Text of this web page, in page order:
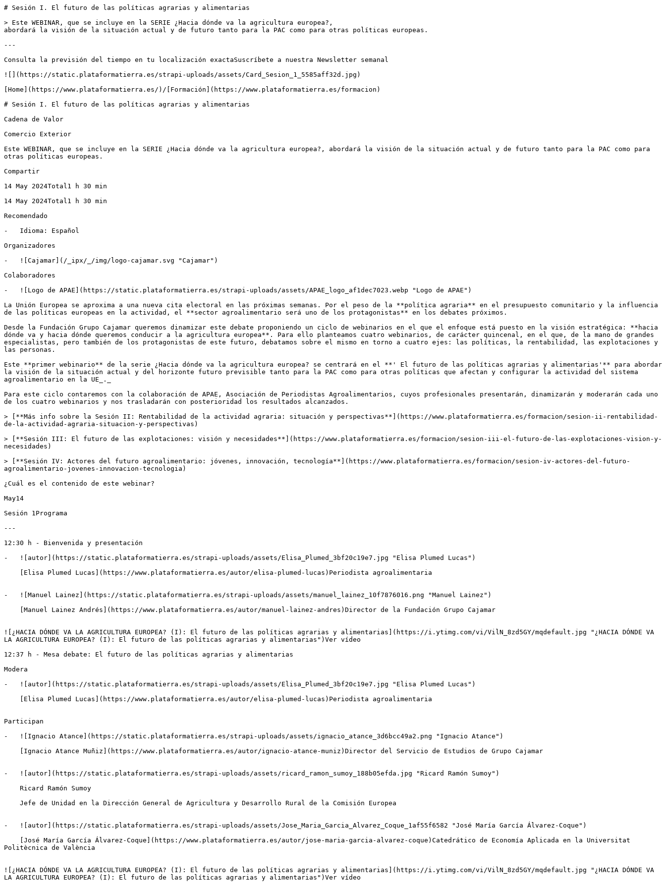
# Sesión I. El futuro de las políticas agrarias y alimentarias
> Este WEBINAR, que se incluye en la SERIE ¿Hacia dónde va la agricultura europea?,
abordará la visión de la situación actual y de futuro tanto para la PAC como para otras políticas europeas.
---
Consulta la previsión del tiempo en tu localización exactaSuscríbete a nuestra Newsletter semanal
![](https://static.plataformatierra.es/strapi-uploads/assets/Card_Sesion_1_5585aff32d.jpg)
[Home](https://www.plataformatierra.es/)/[Formación](https://www.plataformatierra.es/formacion)
# Sesión I. El futuro de las políticas agrarias y alimentarias
Cadena de Valor
Comercio Exterior
Este WEBINAR, que se incluye en la SERIE ¿Hacia dónde va la agricultura europea?, abordará la visión de la situación actual y de futuro tanto para la PAC como para
otras políticas europeas.
Compartir
14 May 2024Total1 h 30 min
14 May 2024Total1 h 30 min
Recomendado
-   Idioma: Español
Organizadores
-   ![Cajamar](/_ipx/_/img/logo-cajamar.svg "Cajamar")
Colaboradores
-   ![Logo de APAE](https://static.plataformatierra.es/strapi-uploads/assets/APAE_logo_af1dec7023.webp "Logo de APAE")
La Unión Europea se aproxima a una nueva cita electoral en las próximas semanas. Por el peso de la **política agraria** en el presupuesto comunitario y la influencia
de las políticas europeas en la actividad, el **sector agroalimentario será uno de los protagonistas** en los debates próximos.
Desde la Fundación Grupo Cajamar queremos dinamizar este debate proponiendo un ciclo de webinarios en el que el enfoque está puesto en la visión estratégica: **hacia
dónde va y hacia dónde queremos conducir a la agricultura europea**. Para ello planteamos cuatro webinarios, de carácter quincenal, en el que, de la mano de grandes
especialistas, pero también de los protagonistas de este futuro, debatamos sobre el mismo en torno a cuatro ejes: las políticas, la rentabilidad, las explotaciones y
las personas.
Este **primer webinario** de la serie ¿Hacia dónde va la agricultura europea? se centrará en el **' El futuro de las políticas agrarias y alimentarias'** para abordar
la visión de la situación actual y del horizonte futuro previsible tanto para la PAC como para otras políticas que afectan y configurar la actividad del sistema
agroalimentario en la UE_._
Para este ciclo contaremos con la colaboración de APAE, Asociación de Periodistas Agroalimentarios, cuyos profesionales presentarán, dinamizarán y moderarán cada uno
de los cuatro webinarios y nos trasladarán con posterioridad los resultados alcanzados.
> [**Más info sobre la Sesión II: Rentabilidad de la actividad agraria: situación y perspectivas**](https://www.plataformatierra.es/formacion/sesion-ii-rentabilidad-
de-la-actividad-agraria-situacion-y-perspectivas)
> [**Sesión III: El futuro de las explotaciones: visión y necesidades**](https://www.plataformatierra.es/formacion/sesion-iii-el-futuro-de-las-explotaciones-vision-y-
necesidades)
> [**Sesión IV: Actores del futuro agroalimentario: jóvenes, innovación, tecnología**](https://www.plataformatierra.es/formacion/sesion-iv-actores-del-futuro-
agroalimentario-jovenes-innovacion-tecnologia)
¿Cuál es el contenido de este webinar?
May14
Sesión 1Programa
---
12:30 h - Bienvenida y presentación
-   ![autor](https://static.plataformatierra.es/strapi-uploads/assets/Elisa_Plumed_3bf20c19e7.jpg "Elisa Plumed Lucas")
-   ![Manuel Lainez](https://static.plataformatierra.es/strapi-uploads/assets/manuel_lainez_10f7876016.png "Manuel Lainez")
![¿HACIA DÓNDE VA LA AGRICULTURA EUROPEA? (I): El futuro de las políticas agrarias y alimentarias](https://i.ytimg.com/vi/VilN_8zd5GY/mqdefault.jpg "¿HACIA DÓNDE VA
LA AGRICULTURA EUROPEA? (I): El futuro de las políticas agrarias y alimentarias")Ver vídeo
12:37 h - Mesa debate: El futuro de las políticas agrarias y alimentarias
Modera
-   ![autor](https://static.plataformatierra.es/strapi-uploads/assets/Elisa_Plumed_3bf20c19e7.jpg "Elisa Plumed Lucas")
Participan
-   ![Ignacio Atance](https://static.plataformatierra.es/strapi-uploads/assets/ignacio_atance_3d6bcc49a2.png "Ignacio Atance")
-   ![autor](https://static.plataformatierra.es/strapi-uploads/assets/ricard_ramon_sumoy_188b05efda.jpg "Ricard Ramón Sumoy")
-   ![autor](https://static.plataformatierra.es/strapi-uploads/assets/Jose_Maria_Garcia_Alvarez_Coque_1af55f6582 "José María García Álvarez-Coque")
Politècnica de València
![¿HACIA DÓNDE VA LA AGRICULTURA EUROPEA? (I): El futuro de las políticas agrarias y alimentarias](https://i.ytimg.com/vi/VilN_8zd5GY/mqdefault.jpg "¿HACIA DÓNDE VA
LA AGRICULTURA EUROPEA? (I): El futuro de las políticas agrarias y alimentarias")Ver vídeo